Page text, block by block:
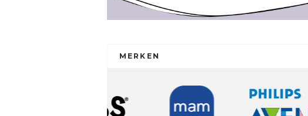
MERKEN